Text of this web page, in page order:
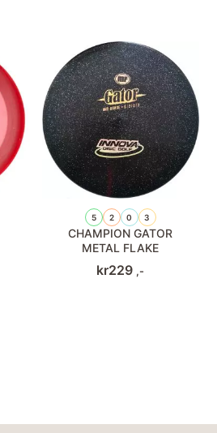
5 2 0 3
CHAMPION GATOR
METAL FLAKE
kr229 ,-